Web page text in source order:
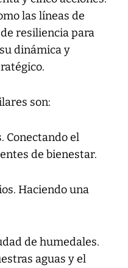
las líneas de
resiliencia para
dinámica y
son:
Conectando el
de bienestar.
Haciendo una
de humedales.
aguas y el